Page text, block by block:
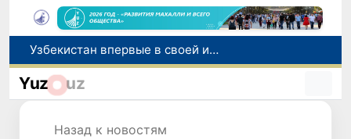
Число пользователей мобильного интернета в Узбекистане за 10 лет выросло в 4,3 раза
При содействии Генконсульства Узбекистана соотечественница, перенесшая инсульт в Алматы, вернулась на родину
Yuz uz
Назад к новостям